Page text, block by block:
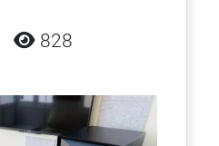
828